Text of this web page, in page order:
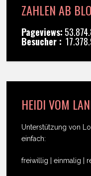
ZAHLEN AB
Pageviews:
Besucher :
HEIDI VOM
Unterstützung von
einfach:
freiwillig | einmalig |